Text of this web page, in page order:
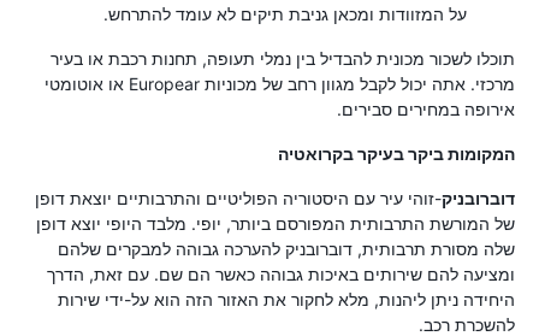
על המזוודות ומכאן גניבת תיקים לא עומד להתרחש.
תוכלו לשכור מכונית להבדיל בין נמלי תעופה, תחנות רכבת או בעיר
מרכזי. אתה יכול לקבל מגוון רחב של מכוניות Europear או אוטומטי
אירופה במחירים סבירים.
המקומות ביקר בעיקר בקרואטיה
דוברובניק-זוהי עיר עם היסטוריה הפוליטיים והתרבותיים יוצאת דופן
של המורשת התרבותית המפורסם ביותר, יופי. מלבד היופי יוצא דופן
שלה מסורת תרבותית, דוברובניק להערכה גבוהה למבקרים שלהם
ומציעה להם שירותים באיכות גבוהה כאשר הם שם. עם זאת, הדרך
היחידה ניתן ליהנות, מלא לחקור את האזור הזה הוא על-ידי שירות
להשכרת רכב.